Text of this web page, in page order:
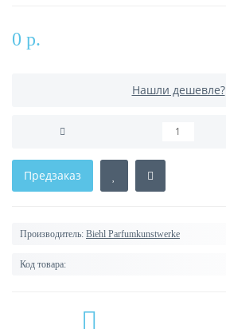
0 р.
Нашли дешевле?
Предзаказ
Производитель: Biehl Parfumkunstwerke
Код товара: